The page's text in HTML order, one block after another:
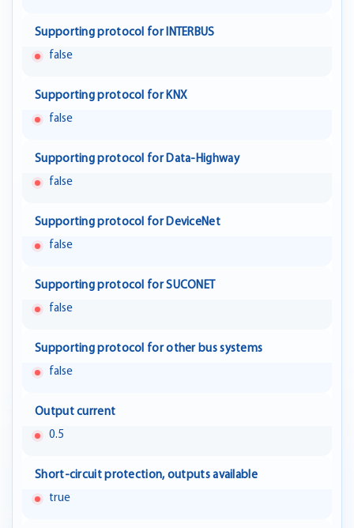
Supporting protocol for INTERBUS
false
Supporting protocol for KNX
false
Supporting protocol for Data-Highway
false
Supporting protocol for DeviceNet
false
Supporting protocol for SUCONET
false
Supporting protocol for other bus systems
false
Output current
0.5
Short-circuit protection, outputs available
true